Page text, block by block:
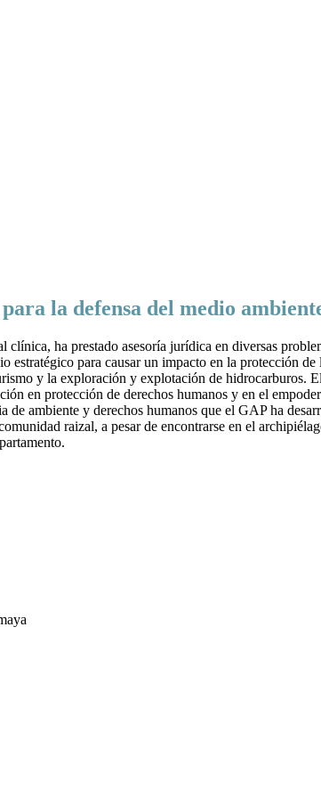
la defensa del medio
ha prestado asesoría jurídica en diversas
para causar un impacto en la protección
y la exploración y explotación de hidrocarburos.
en protección de derechos humanos y en el
de ambiente y derechos humanos que el GAP ha
raizal, a pesar de encontrarse en el